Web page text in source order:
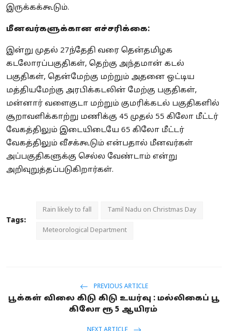
இருக்கக்கூடும்.
மீனவர்களுக்கான எச்சரிக்கை:
இன்று முதல் 27ந்தேதி வரை தென்தமிழக
கடலோரப்பகுதிகள், தெற்கு அந்தமான் கடல்
பகுதிகள், தென்மேற்கு மற்றும் அதனை ஒட்டிய
மத்தியமேற்கு அரபிக்கடலின் மேற்கு பகுதிகள்,
மன்னார் வளைகுடா மற்றும் குமரிக்கடல் பகுதிகளில்
சூறாவளிக்காற்று மணிக்கு 45 முதல் 55 கிலோ மீட்டர்
வேகத்திலும் இடையிடையே 65 கிலோ மீட்டர்
வேகத்திலும் வீசக்கூடும் என்பதால் மீனவர்கள்
அப்பகுதிகளுக்கு செல்ல வேண்டாம் என்று
அறிவுறுத்தப்படுகிறார்கள்.
Tags:
Rain likely to fall Tamil Nadu on Christmas Day
Meteorological Department
PREVIOUS ARTICLE
பூக்கள் விலை கிடு கிடு உயர்வு : மல்லிகைப் பூ
கிலோ ரூ 5 ஆயிரம்